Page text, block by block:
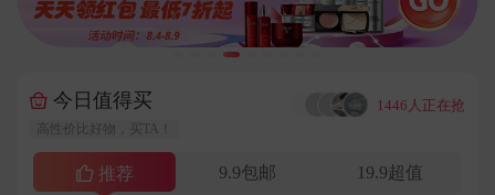
用户178****5547在7分钟前下单成功
用户137****4984在2分钟前下单成功
用户153****7848在1分钟前下单成功
用户157****7812在2分钟前下单成功
今日值得买
高性价比好物，买TA！
··· 1446人正在抢
推荐 9.9包邮 19.9超值